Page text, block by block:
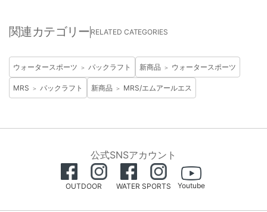
関連カテゴリー RELATED CATEGORIES
ウォータースポーツ ＞ パックラフト 新商品 ＞ ウォータースポーツ
MRS ＞ パックラフト 新商品 ＞ MRS/エムアールエス
公式SNSアカウント
OUTDOOR WATER SPORTS Youtube